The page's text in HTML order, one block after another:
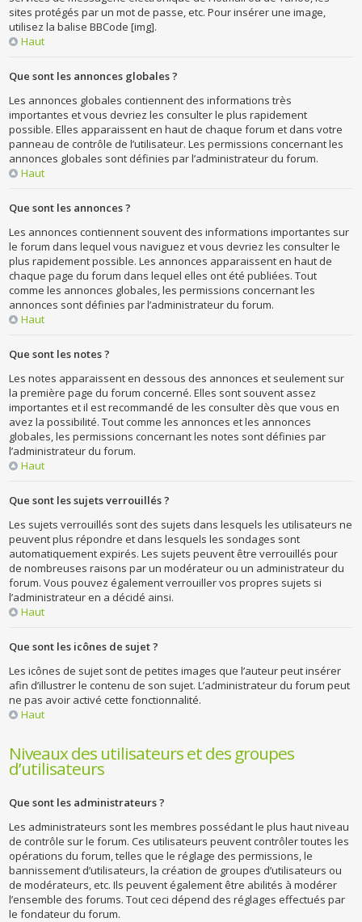
sites protégés par un mot de passe, etc. Pour insérer une image,
utilisez la balise BBCode [img].
Haut
Que sont les annonces globales ?
Les annonces globales contiennent des informations très
importantes et vous devriez les consulter le plus rapidement
possible. Elles apparaissent en haut de chaque forum et dans votre
panneau de contrôle de l’utilisateur. Les permissions concernant les
annonces globales sont définies par l’administrateur du forum.
Haut
Que sont les annonces ?
Les annonces contiennent souvent des informations importantes sur
le forum dans lequel vous naviguez et vous devriez les consulter le
plus rapidement possible. Les annonces apparaissent en haut de
chaque page du forum dans lequel elles ont été publiées. Tout
comme les annonces globales, les permissions concernant les
annonces sont définies par l’administrateur du forum.
Haut
Que sont les notes ?
Les notes apparaissent en dessous des annonces et seulement sur
la première page du forum concerné. Elles sont souvent assez
importantes et il est recommandé de les consulter dès que vous en
avez la possibilité. Tout comme les annonces et les annonces
globales, les permissions concernant les notes sont définies par
l’administrateur du forum.
Haut
Que sont les sujets verrouillés ?
Les sujets verrouillés sont des sujets dans lesquels les utilisateurs ne
peuvent plus répondre et dans lesquels les sondages sont
automatiquement expirés. Les sujets peuvent être verrouillés pour
de nombreuses raisons par un modérateur ou un administrateur du
forum. Vous pouvez également verrouiller vos propres sujets si
l’administrateur en a décidé ainsi.
Haut
Que sont les icônes de sujet ?
Les icônes de sujet sont de petites images que l’auteur peut insérer
afin d’illustrer le contenu de son sujet. L’administrateur du forum peut
ne pas avoir activé cette fonctionnalité.
Haut
Niveaux des utilisateurs et des groupes
d’utilisateurs
Que sont les administrateurs ?
Les administrateurs sont les membres possédant le plus haut niveau
de contrôle sur le forum. Ces utilisateurs peuvent contrôler toutes les
opérations du forum, telles que le réglage des permissions, le
bannissement d’utilisateurs, la création de groupes d’utilisateurs ou
de modérateurs, etc. Ils peuvent également être abilités à modérer
l’ensemble des forums. Tout ceci dépend des réglages effectués par
le fondateur du forum.